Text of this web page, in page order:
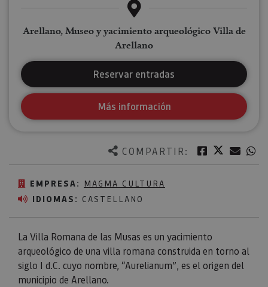
COMPARTIR: Facebook
Twitter
EMPRESA: MAGMA CULTURA
IDIOMAS: CASTELLANO
La Villa Romana de las Musas es un yacimiento
arqueológico de una villa romana construida en torno al
siglo I d.C. cuyo nombre, “Aurelianum”, es el origen del
municipio de Arellano.
Arellano, Museo y yacimiento arqueológico Villa de
Arellano
Reservar entradas
Más información